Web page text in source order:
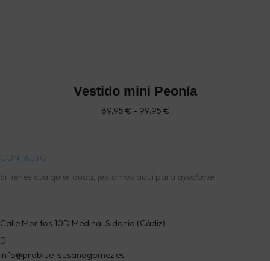
Vestido mini Peonía
89,95 € - 99,95 €Rango
99,95 €
CONTACTO
Si tienes cualquier duda, ¡estamos aquí para ayudarte!
Calle Moritos 10D Medina-Sidonia (Cádiz)
info@problue-susanagomez.es